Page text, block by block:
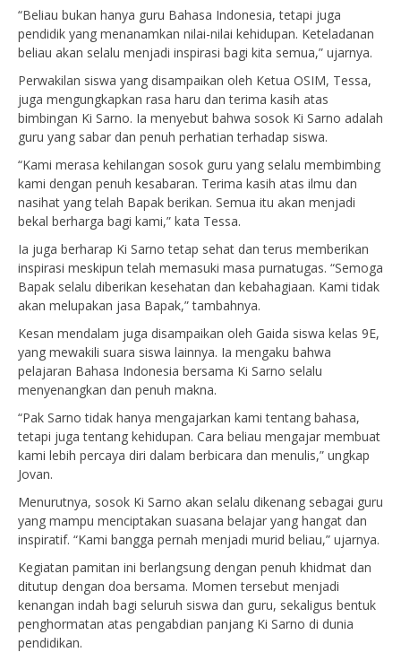
“Beliau bukan hanya guru Bahasa Indonesia, tetapi juga
pendidik yang menanamkan nilai-nilai kehidupan. Keteladanan
beliau akan selalu menjadi inspirasi bagi kita semua,” ujarnya.
Perwakilan siswa yang disampaikan oleh Ketua OSIM, Tessa,
juga mengungkapkan rasa haru dan terima kasih atas
bimbingan Ki Sarno. Ia menyebut bahwa sosok Ki Sarno adalah
guru yang sabar dan penuh perhatian terhadap siswa.
“Kami merasa kehilangan sosok guru yang selalu membimbing
kami dengan penuh kesabaran. Terima kasih atas ilmu dan
nasihat yang telah Bapak berikan. Semua itu akan menjadi
bekal berharga bagi kami,” kata Tessa.
Ia juga berharap Ki Sarno tetap sehat dan terus memberikan
inspirasi meskipun telah memasuki masa purnatugas. “Semoga
Bapak selalu diberikan kesehatan dan kebahagiaan. Kami tidak
akan melupakan jasa Bapak,” tambahnya.
Kesan mendalam juga disampaikan oleh Gaida siswa kelas 9E,
yang mewakili suara siswa lainnya. Ia mengaku bahwa
pelajaran Bahasa Indonesia bersama Ki Sarno selalu
menyenangkan dan penuh makna.
“Pak Sarno tidak hanya mengajarkan kami tentang bahasa,
tetapi juga tentang kehidupan. Cara beliau mengajar membuat
kami lebih percaya diri dalam berbicara dan menulis,” ungkap
Jovan.
Menurutnya, sosok Ki Sarno akan selalu dikenang sebagai guru
yang mampu menciptakan suasana belajar yang hangat dan
inspiratif. “Kami bangga pernah menjadi murid beliau,” ujarnya.
Kegiatan pamitan ini berlangsung dengan penuh khidmat dan
ditutup dengan doa bersama. Momen tersebut menjadi
kenangan indah bagi seluruh siswa dan guru, sekaligus bentuk
penghormatan atas pengabdian panjang Ki Sarno di dunia
pendidikan.